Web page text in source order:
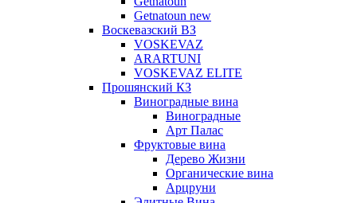
Getnatoun new
Воскевазский ВЗ
VOSKEVAZ
ARARTUNI
VOSKEVAZ ELITE
Прошянский КЗ
Виноградные вина
Виноградные
Арт Палас
Фруктовые вина
Дерево Жизни
Органические вина
Арцруни